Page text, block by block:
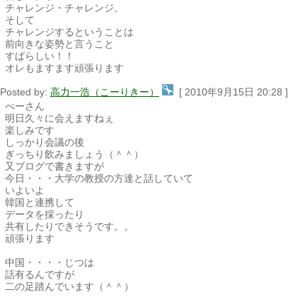
チャレンジ・チャレンジ。
そして
チャレンジするということは
前向きな姿勢と言うこと
すばらしい！！
オレもますます頑張ります
Posted by: 高力一浩（こーりきー）
[ 2010年9月15日 20:28 ]
ぺーさん
明日久々に会えますねぇ
楽しみです
しっかり会議の後
ぎっちり飲みましょう（＾＾）
又ブログで書きますが
今日・・・大学の教授の方達と話していて
いよいよ
韓国と連携して
データを採ったり
共有したりできそうです。。
頑張ります
中国・・・・じつは
話有るんですが
二の足踏んでいます（＾＾）